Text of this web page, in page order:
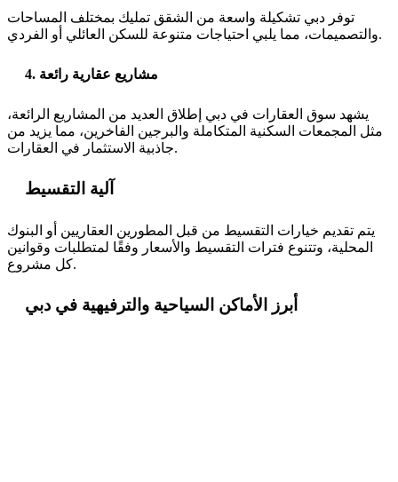
توفر دبي تشكيلة واسعة من الشقق تمليك بمختلف المساحات
والتصميمات، مما يلبي احتياجات متنوعة للسكن العائلي أو الفردي.
4. مشاريع عقارية رائعة
يشهد سوق العقارات في دبي إطلاق العديد من المشاريع الرائعة،
مثل المجمعات السكنية المتكاملة والبرجين الفاخرين، مما يزيد من
جاذبية الاستثمار في العقارات.
آلية التقسيط
يتم تقديم خيارات التقسيط من قبل المطورين العقاريين أو البنوك
المحلية، وتتنوع فترات التقسيط والأسعار وفقًا لمتطلبات وقوانين
كل مشروع.
أبرز الأماكن السياحية والترفيهية في دبي